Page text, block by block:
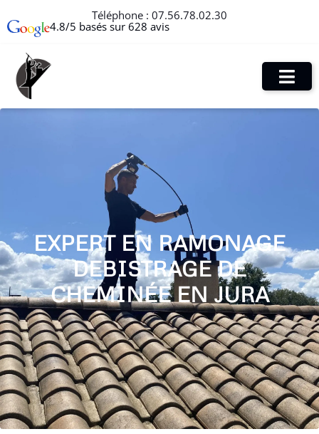
Téléphone : 07.56.78.02.30
4.8/5 basés sur 628 avis
EXPERT EN RAMONAGE
DEBISTRAGE DE
CHEMINÉE EN JURA